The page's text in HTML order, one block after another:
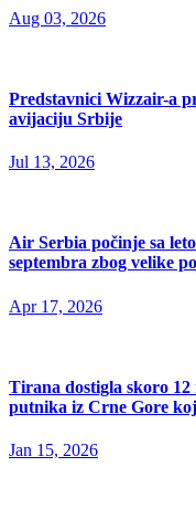
Aug 03, 2026
Predstavnici Wizzair-a
avijaciju Srbije
Jul 13, 2026
Air Serbia počinje sa
septembra zbog velike
Apr 17, 2026
Tirana dostigla skoro
putnika iz Crne Gore
Jan 15, 2026